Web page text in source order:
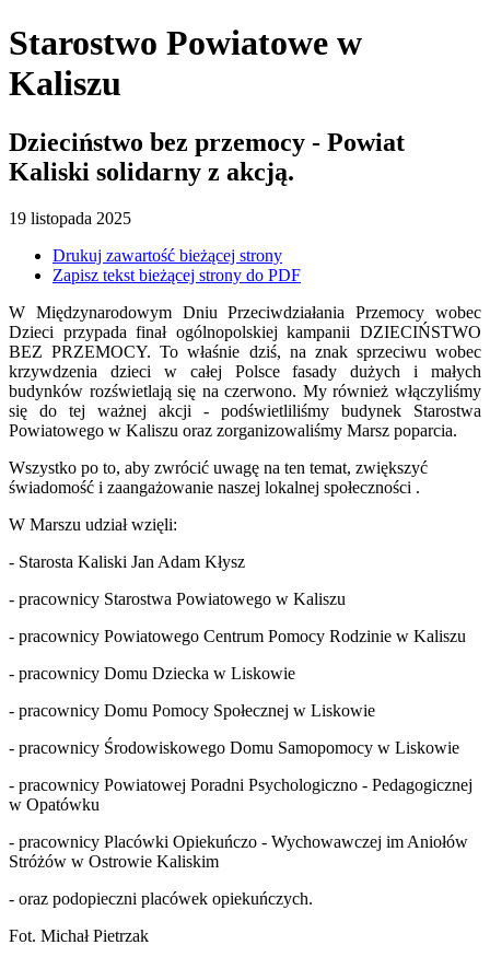
Starostwo Powiatowe w
Kaliszu
Dzieciństwo bez przemocy - Powiat
Kaliski solidarny z akcją.
19 listopada 2025
Drukuj zawartość bieżącej strony
Zapisz tekst bieżącej strony do PDF
W Międzynarodowym Dniu Przeciwdziałania Przemocy wobec
Dzieci przypada finał ogólnopolskiej kampanii DZIECIŃSTWO
BEZ PRZEMOCY. To właśnie dziś, na znak sprzeciwu wobec
krzywdzenia dzieci w całej Polsce fasady dużych i małych
budynków rozświetlają się na czerwono. My również włączyliśmy
się do tej ważnej akcji - podświetliliśmy budynek Starostwa
Powiatowego w Kaliszu oraz zorganizowaliśmy Marsz poparcia.
Wszystko po to, aby zwrócić uwagę na ten temat, zwiększyć
świadomość i zaangażowanie naszej lokalnej społeczności .
W Marszu udział wzięli:
- Starosta Kaliski Jan Adam Kłysz
- pracownicy Starostwa Powiatowego w Kaliszu
- pracownicy Powiatowego Centrum Pomocy Rodzinie w Kaliszu
- pracownicy Domu Dziecka w Liskowie
- pracownicy Domu Pomocy Społecznej w Liskowie
- pracownicy Środowiskowego Domu Samopomocy w Liskowie
- pracownicy Powiatowej Poradni Psychologiczno - Pedagogicznej
w Opatówku
- pracownicy Placówki Opiekuńczo - Wychowawczej im Aniołów
Stróżów w Ostrowie Kaliskim
- oraz podopieczni placówek opiekuńczych.
Fot. Michał Pietrzak